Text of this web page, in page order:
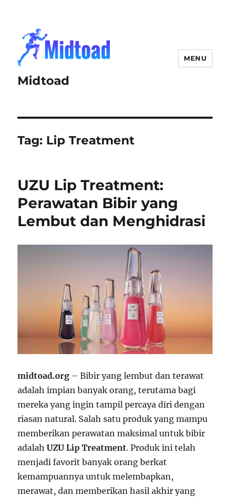
Midtoad
MENU
Tag: Lip Treatment
UZU Lip Treatment:
Perawatan Bibir yang
Lembut dan Menghidrasi
midtoad.org – Bibir yang lembut dan terawat
adalah impian banyak orang, terutama bagi
mereka yang ingin tampil percaya diri dengan
riasan natural. Salah satu produk yang mampu
memberikan perawatan maksimal untuk bibir
adalahUZU Lip Treatment. Produk ini telah
menjadi favorit banyak orang berkat
kemampuannya untuk melembapkan,
merawat, dan memberikan hasil akhir yang